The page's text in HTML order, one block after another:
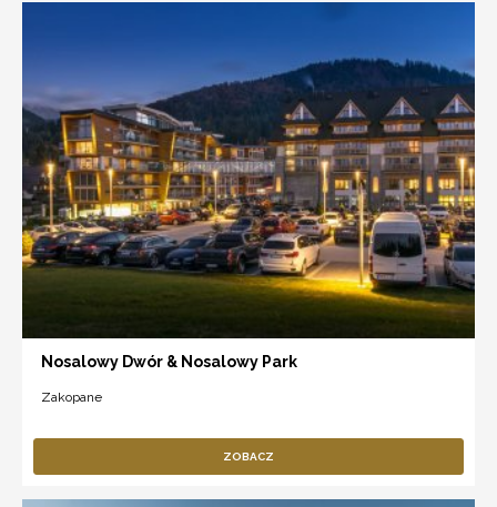
Nosalowy Dwór & Nosalowy Park
Zakopane
ZOBACZ